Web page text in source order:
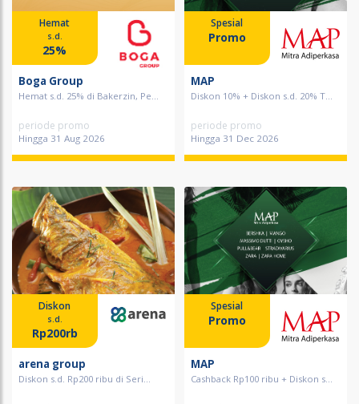
Hemat
s.d.
25%
Boga Group
Hemat s.d. 25% di Bakerzin, Pe...
periode promo
Hingga 31 Aug 2026
Spesial
Promo
MAP
Diskon 10% + Diskon s.d. 20% T...
periode promo
Hingga 31 Dec 2026
Diskon
s.d.
Rp200rb
arena group
Diskon s.d. Rp200 ribu di Seri...
Spesial
Promo
MAP
Cashback Rp100 ribu + Diskon s...